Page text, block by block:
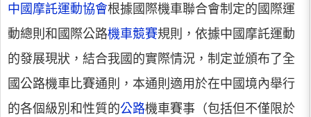
中國摩託運動協會根據國際機車聯合會制定的國際運
動總則和國際公路機車競賽規則，依據中國摩託運動
的發展現狀，結合我國的實際情況，制定並頒布了全
國公路機車比賽通則，本通則適用於在中國境內舉行
的各個級別和性質的公路機車賽事（包括但不僅限於